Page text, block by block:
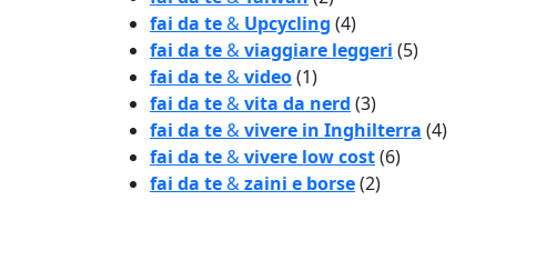
fai da te& Upcycling (4)
fai da te&viaggiare leggeri (5)
fai da te&video(1)
fai da te&vita da nerd (3)
fai da te&vivere in Inghilterra (4)
fai da te&vivere low cost(6)
fai da te&zaini e borse(2)